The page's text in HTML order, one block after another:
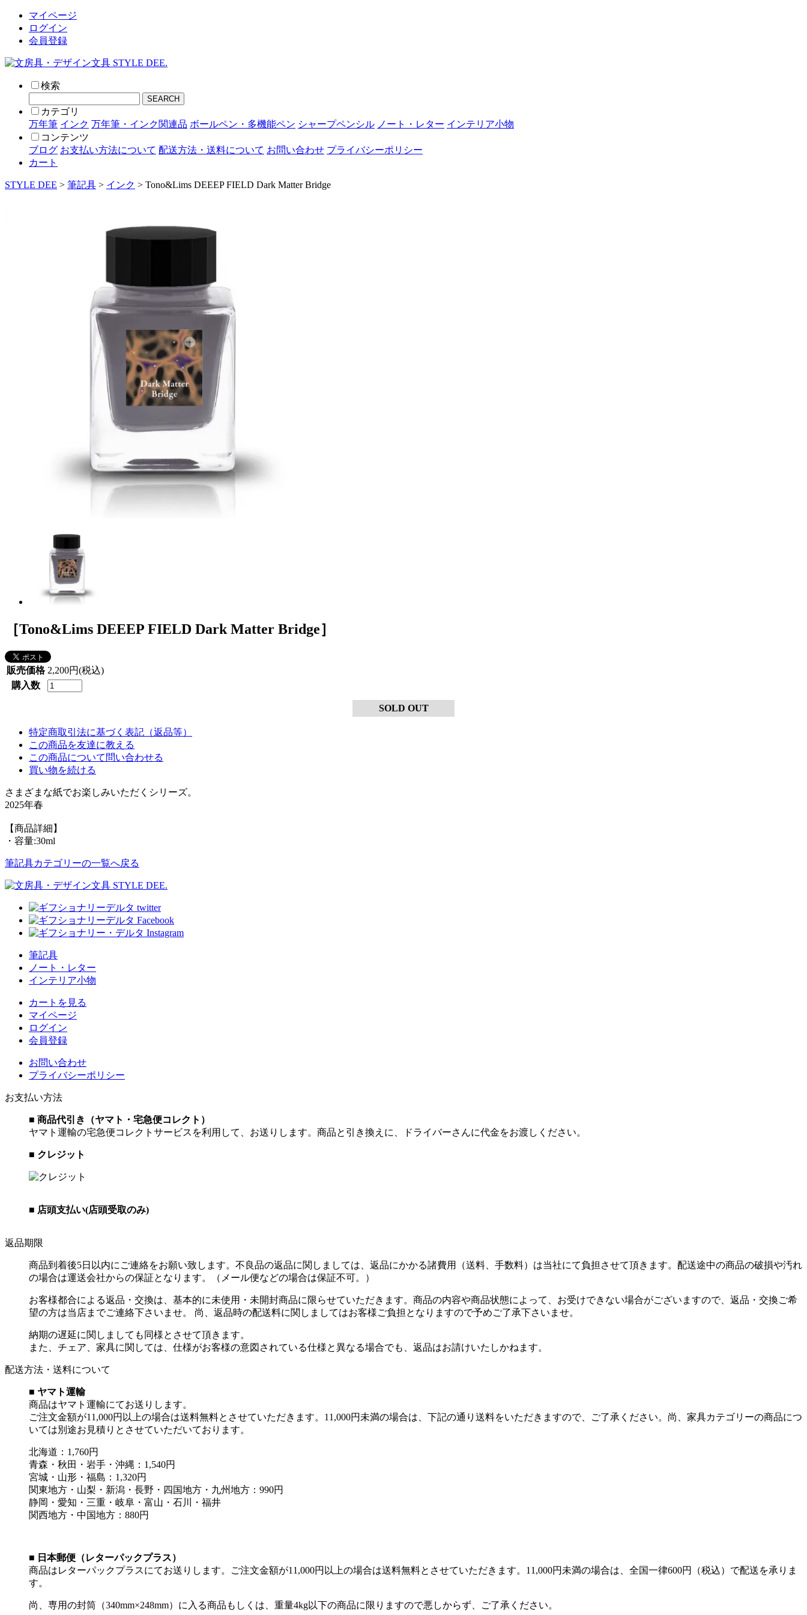
マイページ
ログイン
会員登録
検索
SEARCH
カテゴリ
万年筆 インク 万年筆・インク関連品 ボールペン・多機能ペン シャープペンシル ノート・レター インテリア小物
コンテンツ
ブログ お支払い方法について 配送方法・送料について お問い合わせ プライバシーポリシー
カート
STYLE DEE > 筆記具 > インク > Tono&Lims DEEEP FIELD Dark Matter Bridge
［Tono&Lims DEEEP FIELD Dark Matter Bridge］
販売価格 2,200円(税込)
購入数
SOLD OUT
特定商取引法に基づく表記（返品等）
この商品を友達に教える
この商品について問い合わせる
買い物を続ける
さまざまな紙でお楽しみいただくシリーズ。
2025年春
【商品詳細】
・容量:30ml
筆記具カテゴリーの一覧へ戻る
筆記具
ノート・レター
インテリア小物
カートを見る
マイページ
ログイン
会員登録
お問い合わせ
プライバシーポリシー
お支払い方法
■ 商品代引き（ヤマト・宅急便コレクト）
ヤマト運輸の宅急便コレクトサービスを利用して、お送りします。商品と引き換えに、ドライバーさんに代金をお渡しください。
■ クレジット
■ 店頭支払い(店頭受取のみ)
返品期限
商品到着後5日以内にご連絡をお願い致します。不良品の返品に関しましては、返品にかかる諸費用（送料、手数料）は当社にて負担させて頂きます。配送途中の商品の破損や汚れ
の場合は運送会社からの保証となります。（メール便などの場合は保証不可。）
お客様都合による返品・交換は、基本的に未使用・未開封商品に限らせていただきます。商品の内容や商品状態によって、お受けできない場合がございますので、返品・交換ご希
望の方は当店までご連絡下さいませ。 尚、返品時の配送料に関しましてはお客様ご負担となりますので予めご了承下さいませ。
納期の遅延に関しましても同様とさせて頂きます。
また、チェア、家具に関しては、仕様がお客様の意図されている仕様と異なる場合でも、返品はお請けいたしかねます。
配送方法・送料について
■ ヤマト運輸
商品はヤマト運輸にてお送りします。
ご注文金額が11,000円以上の場合は送料無料とさせていただきます。11,000円未満の場合は、下記の通り送料をいただきますので、ご了承ください。尚、家具カテゴリーの商品につ
いては別途お見積りとさせていただいております。
北海道：1,760円
青森・秋田・岩手・沖縄：1,540円
宮城・山形・福島：1,320円
関東地方・山梨・新潟・長野・四国地方・九州地方：990円
静岡・愛知・三重・岐阜・富山・石川・福井
関西地方・中国地方：880円
■ 日本郵便（レターパックプラス）
商品はレターパックプラスにてお送りします。ご注文金額が11,000円以上の場合は送料無料とさせていただきます。11,000円未満の場合は、全国一律600円（税込）で配送を承りま
す。
尚、専用の封筒（340mm×248mm）に入る商品もしくは、重量4kg以下の商品に限りますので悪しからず、ご了承ください。